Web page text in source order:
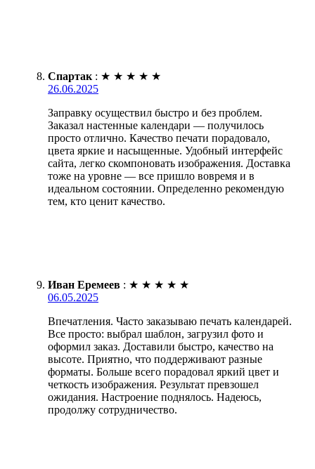
Спартак : ★ ★ ★ ★ ★
26.06.2025
Заправку осуществил быстро и без проблем.
Заказал настенные календари — получилось
просто отлично. Качество печати порадовало,
цвета яркие и насыщенные. Удобный интерфейс
сайта, легко скомпоновать изображения. Доставка
тоже на уровне — все пришло вовремя и в
идеальном состоянии. Определенно рекомендую
тем, кто ценит качество.
Иван Еремеев : ★ ★ ★ ★ ★
06.05.2025
Впечатления. Часто заказываю печать календарей.
Все просто: выбрал шаблон, загрузил фото и
оформил заказ. Доставили быстро, качество на
высоте. Приятно, что поддерживают разные
форматы. Больше всего порадовал яркий цвет и
четкость изображения. Результат превзошел
ожидания. Настроение поднялось. Надеюсь,
продолжу сотрудничество.